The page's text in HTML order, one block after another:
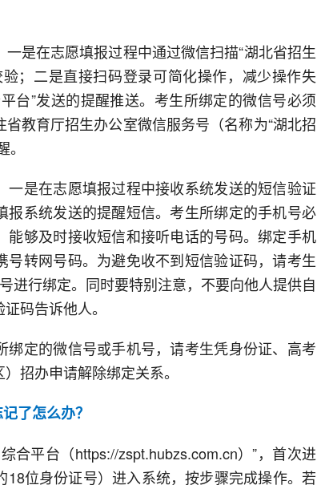
是在志愿填报过程中通过微信扫描“湖北省招生
；二是直接扫码登录可简化操作，减少操作失
台”发送的提醒推送。考生所绑定的微信号必须
教育厅招生办公室微信服务号（名称为“湖北招
是在志愿填报过程中接收系统发送的短信验证
系统发送的提醒短信。考生所绑定的手机号必
能够及时接收短信和接听电话的号码。绑定手机
转网号码。为避免收不到短信验证码，请考生
进行绑定。同时要特别注意，不要向他人提供自
码告诉他人。
定的微信号或手机号，请考生凭身份证、高考
招办申请解除绑定关系。
了怎么办？
合平台（https://zspt.hubzs.com.cn）”，首次进
位身份证号）进入系统，按步骤完成操作。若